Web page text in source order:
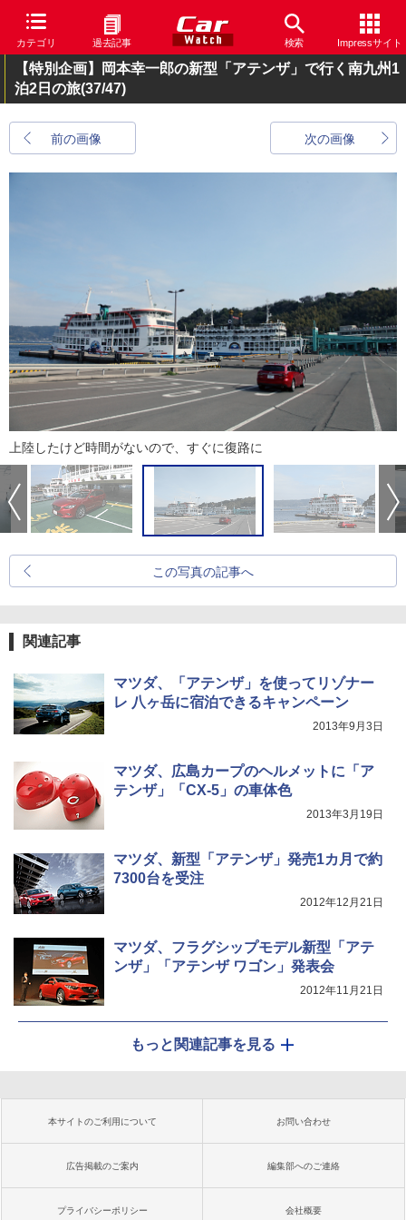
カテゴリ 過去記事 検索 Impressサイト
【特別企画】岡本幸一郎の新型「アテンザ」で行く南九州1
泊2日の旅(37/47)
前の画像 次の画像
上陸したけど時間がないので、すぐに復路に
この写真の記事へ
関連記事
マツダ、「アテンザ」を使ってリゾナー
レ 八ヶ岳に宿泊できるキャンペーン
2013年9月3日
マツダ、広島カープのヘルメットに「ア
テンザ」「CX-5」の車体色
2013年3月19日
マツダ、新型「アテンザ」発売1カ月で約
7300台を受注
2012年12月21日
マツダ、フラグシップモデル新型「アテ
ンザ」「アテンザ ワゴン」発表会
2012年11月21日
もっと関連記事を見る
本サイトのご利用について お問い合わせ
広告掲載のご案内 編集部へのご連絡
プライバシーポリシー 会社概要